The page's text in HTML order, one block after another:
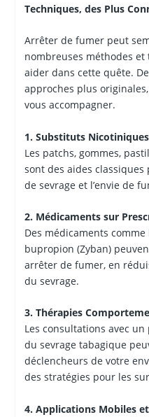
Techniques, des Plus
Arrêter de fumer peut
nombreuses méthodes
aider dans cette quête.
approches plus
vous accompagner.
1. Substituts
Les patchs, gommes,
sont des aides
de sevrage et l’envie de
2. Médicaments sur
Des médicaments
bupropion (Zyban)
arrêter de fumer, en
du sevrage.
3. Thérapies
Les consultations avec
du sevrage tabagique
déclencheurs de votre
des stratégies pour les
4. Applications Mobiles